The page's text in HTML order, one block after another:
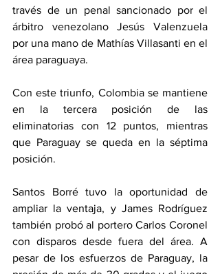
través de un penal sancionado por el
árbitro venezolano Jesús Valenzuela
por una mano de Mathías Villasanti en el
área paraguaya.
Con este triunfo, Colombia se mantiene
en la tercera posición de las
eliminatorias con 12 puntos, mientras
que Paraguay se queda en la séptima
posición.
Santos Borré tuvo la oportunidad de
ampliar la ventaja, y James Rodríguez
también probó al portero Carlos Coronel
con disparos desde fuera del área. A
pesar de los esfuerzos de Paraguay, la